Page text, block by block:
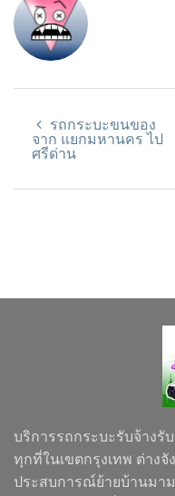
รถกระบะขนของ
จาก แยกมหานคร ไป
ศรีด่าน
บริการรถกระบะรับจ้างรั
ทุกที่ในเขตกรุงเทพ ต่าง
ประสบการณ์ย้ายบ้านมา